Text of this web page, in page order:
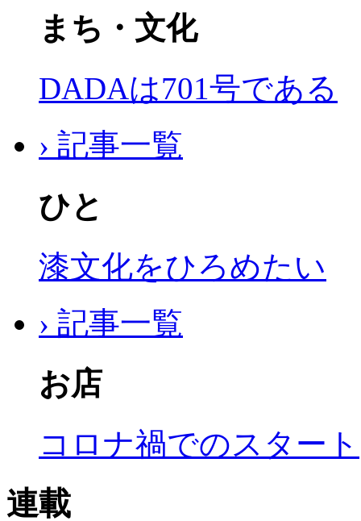
まち・文化
DADAは701号である
› 記事一覧
ひと
漆文化をひろめたい
› 記事一覧
お店
コロナ禍でのスタート
連載